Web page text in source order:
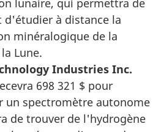
d'étudier à distance la
minéralogique de la
Lune.
Industries Inc.
698 321 $ pour
un spectromètre autonome
de trouver de l'hydrogène